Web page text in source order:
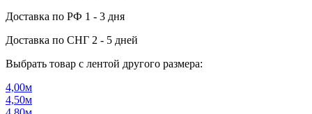
Доставка по РФ 1 - 3 дня
Доставка по СНГ 2 - 5 дней
Выбрать товар с лентой другого размера:
4,00м
4,50м